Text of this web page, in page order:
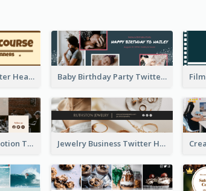
Baking Course Twitter Header Baby Birthday Party Twitter Header
Cafe Opening Promotion Twitter Header Jewelry Business Twitter Header